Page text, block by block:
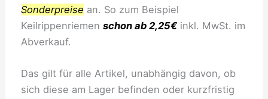
Sonderpreise an. So zum Beispiel
Keilrippenriemenschon ab 2,25€inkl. MwSt. im
Abverkauf.
Das gilt für alle Artikel, unabhängig davon, ob
sich diese am Lager befinden oder kurzfristig